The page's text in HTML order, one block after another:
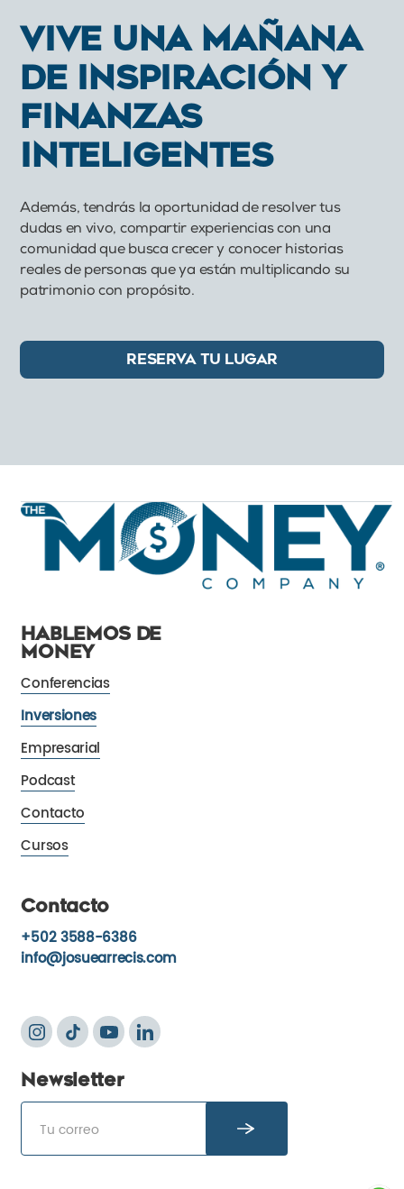
VIVE UNA MAÑANA
DE INSPIRACIÓN Y
FINANZAS
INTELIGENTES
Además, tendrás la oportunidad de resolver tus
dudas en vivo, compartir experiencias con una
comunidad que busca crecer y conocer historias
reales de personas que ya están multiplicando su
patrimonio con propósito.
RESERVA TU LUGAR
HABLEMOS DE
MONEY
Conferencias
Inversiones
Empresarial
Podcast
Contacto
Cursos
Contacto
+502 3588-6386
info@josuearrecis.com
Newsletter